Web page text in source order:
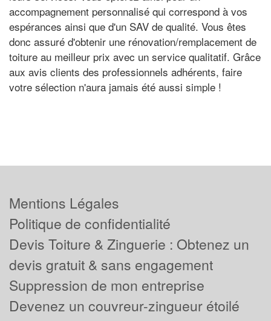
accompagnement personnalisé qui correspond à vos
espérances ainsi que d'un SAV de qualité. Vous êtes
donc assuré d'obtenir une rénovation/remplacement de
toiture au meilleur prix avec un service qualitatif. Grâce
aux avis clients des professionnels adhérents, faire
votre sélection n'aura jamais été aussi simple !
Mentions Légales
Politique de confidentialité
Devis Toiture & Zinguerie : Obtenez un
devis gratuit & sans engagement
Suppression de mon entreprise
Devenez un couvreur-zingueur étoilé